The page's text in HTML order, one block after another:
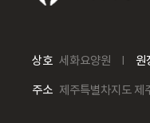
상호 세화요양원 원
주소 제주특별차지도 제